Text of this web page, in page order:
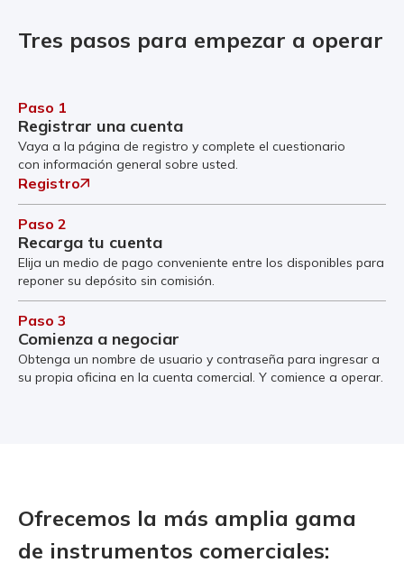
Tres pasos para empezar a operar
Paso 1
Registrar una cuenta
Vaya a la página de registro y complete el cuestionario
con información general sobre usted.
Registro
Paso 2
Recarga tu cuenta
Elija un medio de pago conveniente entre los disponibles para
reponer su depósito sin comisión.
Paso 3
Comienza a negociar
Obtenga un nombre de usuario y contraseña para ingresar a
su propia oficina en la cuenta comercial. Y comience a operar.
Ofrecemos la más amplia gama
de instrumentos comerciales: